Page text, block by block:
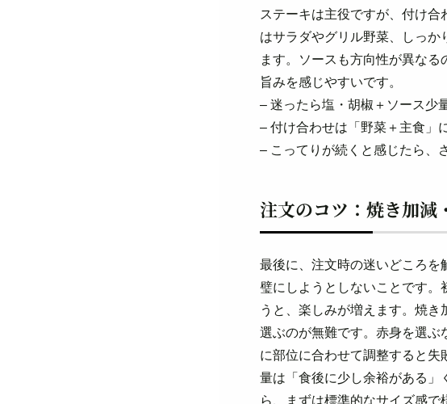
ステーキは主役ですが、付け合
はサラダやグリル野菜、しっか
ます。ソースも方向性が異なる
旨みを感じやすいです。
– 迷ったら塩・胡椒＋ソース少
– 付け合わせは「野菜＋主食」
– こってりが続くと感じたら、
注文のコツ：焼き加減
最後に、注文時の迷いどころを
璧にしようとしないことです。
うと、楽しみが増えます。焼
選ぶのが無難です。赤身を選ぶ
に部位に合わせて調整すると失
量は「食後に少し余裕がある」
ら、まずは標準的なサイズ感で